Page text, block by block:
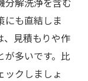
にも直結しま
、見積もりや作
が多いです。比
ックしましょ